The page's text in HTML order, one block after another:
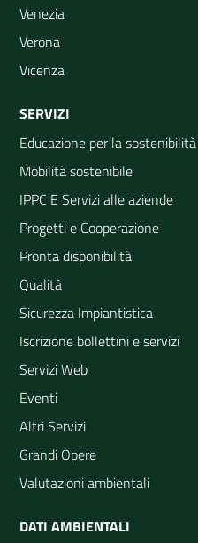
Venezia
Verona
Vicenza
SERVIZI
Educazione per la sostenibilità
Mobilità sostenibile
IPPC E Servizi alle aziende
Progetti e Cooperazione
Pronta disponibilità
Qualità
Sicurezza Impiantistica
Iscrizione bollettini e servizi
Servizi Web
Eventi
Altri Servizi
Grandi Opere
Valutazioni ambientali
DATI AMBIENTALI